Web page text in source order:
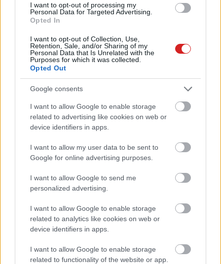
I want to opt-out of processing my
Personal Data for Targeted Advertising.
Opted In
I want to opt-out of Collection, Use,
Retention, Sale, and/or Sharing of my
Personal Data that Is Unrelated with the
Purposes for which it was collected.
Opted Out
Google consents
I want to allow Google to enable storage
related to advertising like cookies on web or
device identifiers in apps.
I want to allow my user data to be sent to
Google for online advertising purposes.
I want to allow Google to send me
personalized advertising.
I want to allow Google to enable storage
related to analytics like cookies on web or
device identifiers in apps.
I want to allow Google to enable storage
related to functionality of the website or app.
KÖVESS FACEBOOKON!